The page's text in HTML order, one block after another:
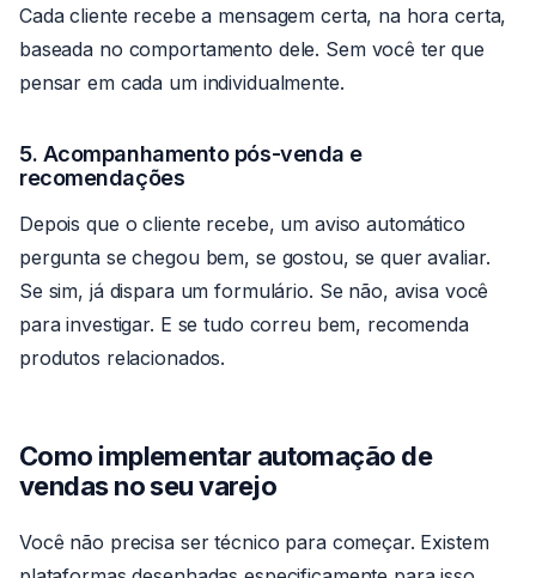
Cada cliente recebe a mensagem certa, na hora certa,
baseada no comportamento dele. Sem você ter que
pensar em cada um individualmente.
5. Acompanhamento pós-venda e
recomendações
Depois que o cliente recebe, um aviso automático
pergunta se chegou bem, se gostou, se quer avaliar.
Se sim, já dispara um formulário. Se não, avisa você
para investigar. E se tudo correu bem, recomenda
produtos relacionados.
Como implementar automação de
vendas no seu varejo
Você não precisa ser técnico para começar. Existem